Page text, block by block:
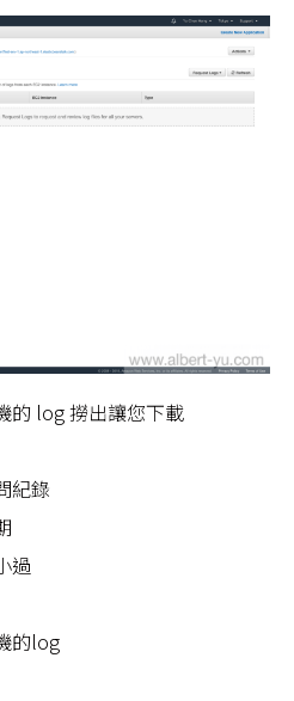
的 log 撈出讓您下載
紀錄
過
的log